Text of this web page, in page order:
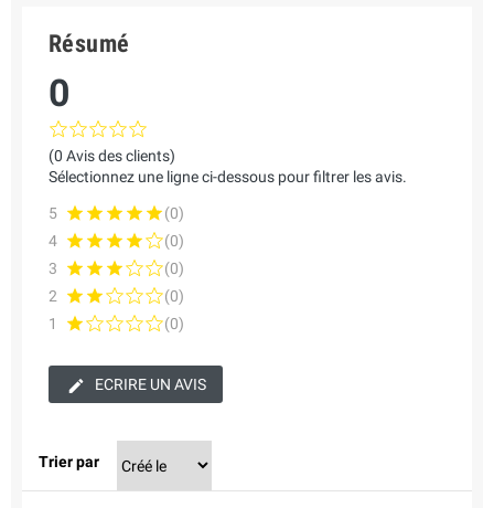
Résumé
0
(0 Avis des clients)
Sélectionnez une ligne ci-dessous pour filtrer les avis.
5
(0)
4
(0)
3
(0)
2
(0)
1
(0)
ECRIRE UN AVIS
Trier par